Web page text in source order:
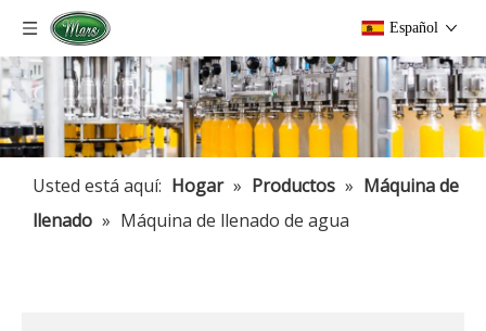
Español
Usted está aquí: Hogar » Productos » Máquina de
llenado » Máquina de llenado de agua